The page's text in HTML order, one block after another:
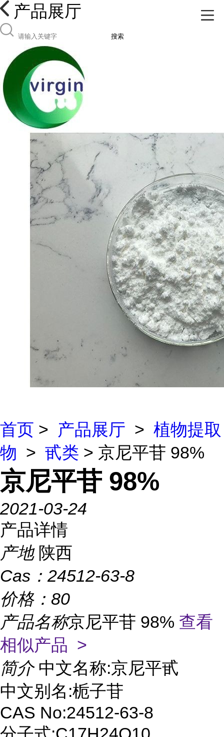
产品展厅
搜索
首页 > 产品展厅 > 植物提取
物 > 甙类 > 京尼平苷 98%
京尼平苷 98%
2021-03-24
产品详情
产地 陕西
Cas： 24512-63-8
价格： 80
产品名称京尼平苷 98% 查看
相似产品 >
简介 中文名称:京尼平甙
中文别名:栀子苷
CAS No:24512-63-8